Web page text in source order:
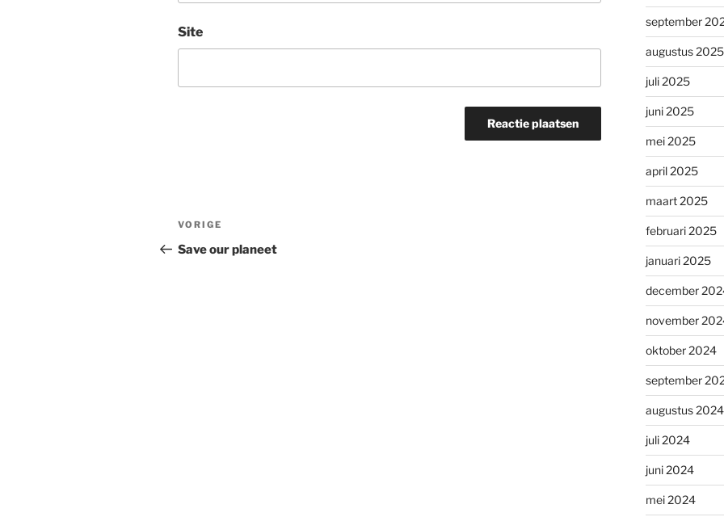
Site
Bericht
navigatie
Vorig
bericht
VORIGE
Save our planeet
september
augustus 2025
juli 2025
juni 2025
mei 2025
april 2025
maart 2025
februari 2025
januari 2025
december
november
oktober 2024
september
augustus 2024
juli 2024
juni 2024
mei 2024